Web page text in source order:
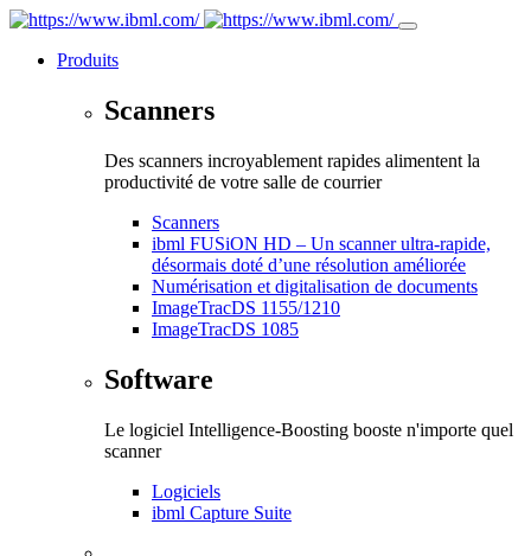
Produits
Scanners
Des scanners incroyablement rapides alimentent la
productivité de votre salle de courrier
Scanners
ibml FUSiON HD – Un scanner ultra-rapide,
désormais doté d’une résolution améliorée
Numérisation et digitalisation de documents
ImageTracDS 1155/1210
ImageTracDS 1085
Software
Le logiciel Intelligence-Boosting booste n'importe quel
scanner
Logiciels
ibml Capture Suite